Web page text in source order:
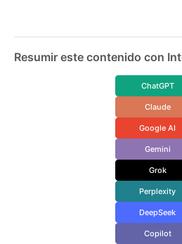
Resumir este contenido con
ChatGPT
Claude
Google AI
Gemini
Grok
Perplexity
DeepSeek
Copilot